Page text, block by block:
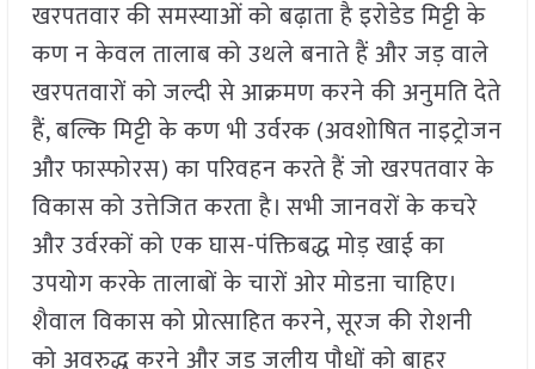
खरपतवार की समस्याओं को बढ़ाता है इरोडेड मिट्टी के
कण न केवल तालाब को उथले बनाते हैं और जड़ वाले
खरपतवारों को जल्दी से आक्रमण करने की अनुमति देते
हैं, बल्कि मिट्टी के कण भी उर्वरक (अवशोषित नाइट्रोजन
और फास्फोरस) का परिवहन करते हैं जो खरपतवार के
विकास को उत्तेजित करता है। सभी जानवरों के कचरे
और उर्वरकों को एक घास-पंक्तिबद्ध मोड़ खाई का
उपयोग करके तालाबों के चारों ओर मोडऩा चाहिए।
शैवाल विकास को प्रोत्साहित करने, सूरज की रोशनी